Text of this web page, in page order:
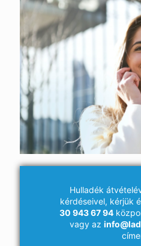
Hulladék
kérdéseivel, kérjük
30 943 67 94
vagy az